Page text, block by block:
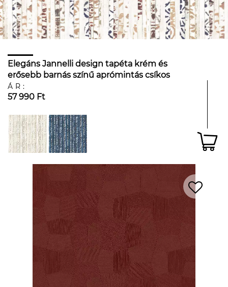
Elegáns Jannelli design tapéta krém és
erősebb barnás színű aprómintás csíkos
mintával
ÁR:
57 990 Ft